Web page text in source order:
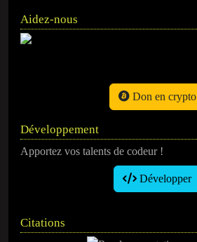
Aidez-nous
Don en crypto
Développement
Apportez vos talents de codeur !
Développer
Citations